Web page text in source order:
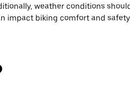
weather conditions
impact biking comfort and